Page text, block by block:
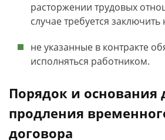
расторжении трудовых
случае требуется
не указанные в контракте
исполняться работником.
Порядок и основания
продления
договора